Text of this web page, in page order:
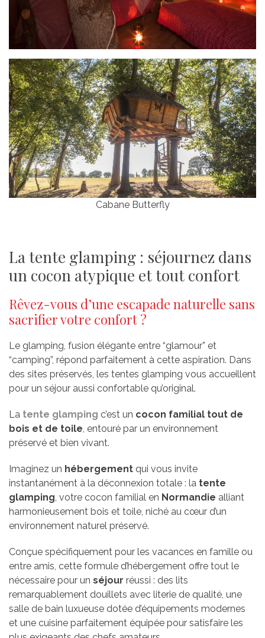
Cabane Butterfly
La tente glamping : séjournez dans
un cocon atypique et tout confort
Rêvez-vous d’une escapade naturelle sans
sacrifier votre confort ?
Le glamping, fusion élégante entre “glamour” et
“camping”, répond parfaitement à cette aspiration. Dans
des sites préservés, les tentes glamping vous accueillent
pour un séjour aussi confortable qu’original.
La tente glamping c’est un cocon familial tout de
bois et de toile, entouré par un environnement
préservé et bien vivant.
Imaginez un hébergement qui vous invite
instantanément à la déconnexion totale : la tente
glamping, votre cocon familial en Normandie alliant
harmonieusement bois et toile, niché au cœur d’un
environnement naturel préservé.
Conçue spécifiquement pour les vacances en famille ou
entre amis, cette formule d’hébergement offre tout le
nécessaire pour un séjour réussi : des lits
remarquablement douillets avec literie de qualité, une
salle de bain luxueuse dotée d’équipements modernes
et une cuisine parfaitement équipée pour satisfaire les